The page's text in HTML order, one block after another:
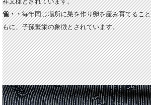
雀・・毎年同じ場所に巣を作り卵を産み育てるこ
もに、子孫繁栄の象徴とされています。